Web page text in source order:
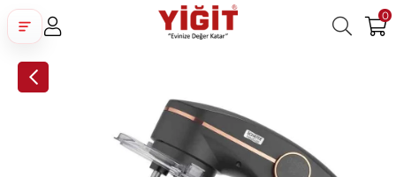
0
Google İle Bağlan